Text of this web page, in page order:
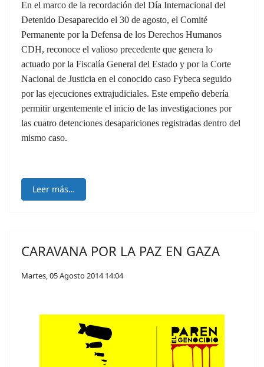
En el marco de la recordación del Día Internacional del
Detenido Desaparecido el 30 de agosto, el Comité
Permanente por la Defensa de los Derechos Humanos
CDH, reconoce el valioso precedente que genera lo
actuado por la Fiscalía General del Estado y por la Corte
Nacional de Justicia en el conocido caso Fybeca seguido
por las ejecuciones extrajudiciales. Este empeño debería
permitir urgentemente el inicio de las investigaciones por
las cuatro detenciones desapariciones registradas dentro del
mismo caso.
Leer más…
CARAVANA POR LA PAZ EN GAZA
Martes, 05 Agosto 2014 14:04